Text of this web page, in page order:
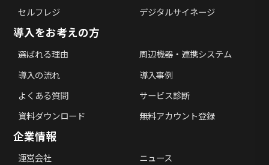
セルフレジ
デジタルサイネージ
導入をお考えの方
選ばれる理由
周辺機器・連携システム
導入の流れ
導入事例
よくある質問
サービス診断
資料ダウンロード
無料アカウント登録
企業情報
運営会社
ニュース